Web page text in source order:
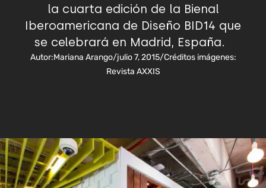
la cuarta edición de la Bienal
Iberoamericana de Diseño BID14 que
se celebrará en Madrid, España.
Autor:Mariana Arango/julio 7, 2015/Créditos imágenes:
Revista AXXIS